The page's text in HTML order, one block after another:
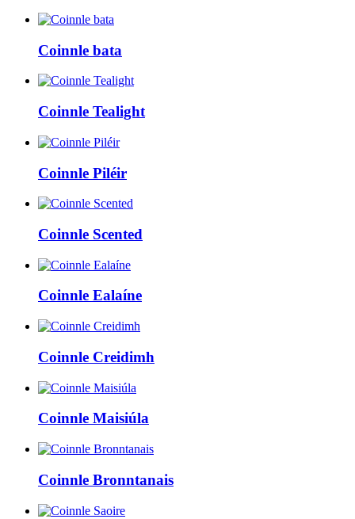
Coinnle bata
Coinnle Tealight
Coinnle Piléir
Coinnle Scented
Coinnle Ealaíne
Coinnle Creidimh
Coinnle Maisiúla
Coinnle Bronntanais